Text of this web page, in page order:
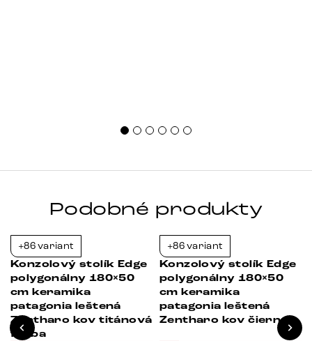
Podobné produkty
+86 variant
Konzolový stolík Edge
polygonálny 180×50
cm keramika
patagonia leštená
Zentharo kov titánová
farba
+86 variant
Konzolový stolík Edge
polygonálny 180×50
cm keramika
patagonia leštená
Zentharo kov čierna